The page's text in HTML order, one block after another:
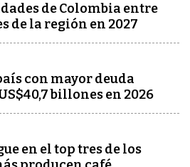
de Colombia entre
de la región en 2027
con mayor deuda
billones en 2026
en el top tres de los